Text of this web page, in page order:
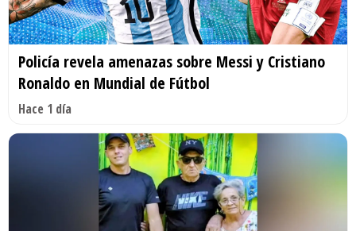
Policía revela amenazas sobre Messi y Cristiano
Ronaldo en Mundial de Fútbol
Hace 1 día